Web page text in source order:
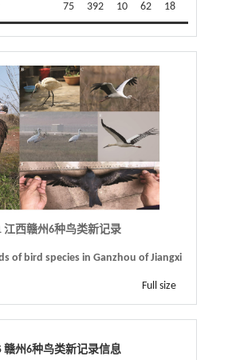
75 392 10 62 18
江西赣州6种鸟类新记录
of bird species in Ganzhou of Jiangxi
Full size
赣州6种鸟类新记录信息